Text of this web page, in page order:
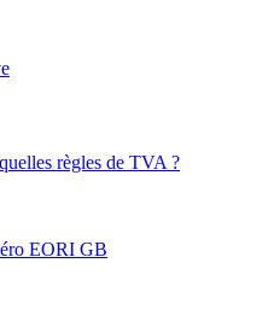
règles de TVA ?
EORI GB